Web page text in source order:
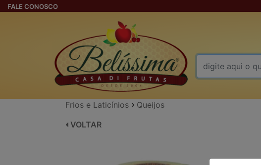
FALE CONOSCO
Frios e Laticínios
Queijos
VOLTAR